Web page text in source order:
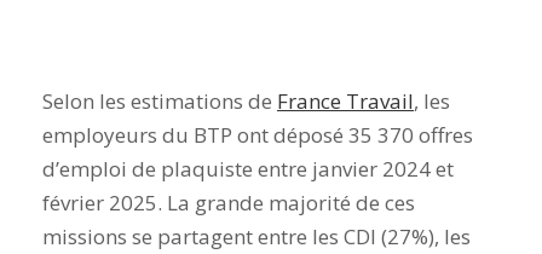
Selon les estimations de France Travail, les
employeurs du BTP ont déposé 35 370 offres
d’emploi de plaquiste entre janvier 2024 et
février 2025. La grande majorité de ces
missions se partagent entre les CDI (27%), les